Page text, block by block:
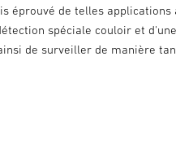
éprouvé de telles
spéciale couloir et
de surveiller de manière